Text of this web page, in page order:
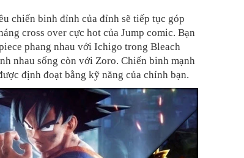
chiến binh đỉnh của đỉnh sẽ tiếp tục góp
cross over cực hot của Jump comic. Bạn
phang nhau với Ichigo trong Bleach
nhau sống còn với Zoro. Chiến binh mạnh
định đoạt bằng kỹ năng của chính bạn.